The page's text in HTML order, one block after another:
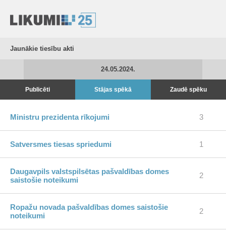
Jaunākie tiesību akti
24.05.2024.
Publicēti Stājas spēkā Zaudē spēku
Ministru prezidenta rīkojumi 3
Satversmes tiesas spriedumi 1
Daugavpils valstspilsētas pašvaldības domes
saistošie noteikumi
2
Ropažu novada pašvaldības domes saistošie
noteikumi
2